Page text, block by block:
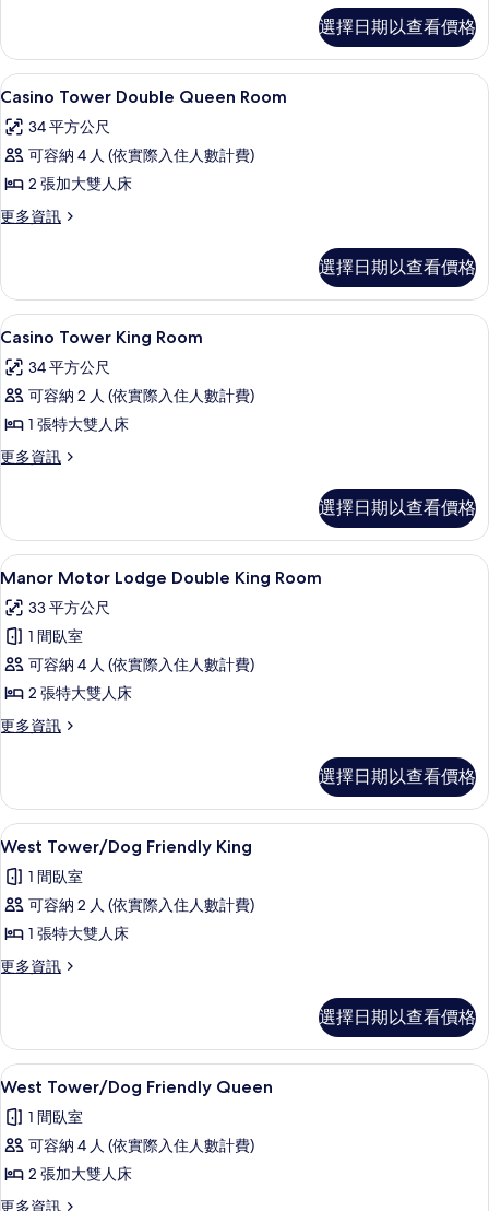
特
大
雙
人
床
的
所
片
房,
張
大
雙
床
的
詳
選擇日期以查看價格
顯
示
Casino
Tower
Double
Queen
所
有
相
片
Casino Tower Double Queen Room
4
Casino Tower Double Queen Room
34 平方公尺
可容納 4 人 (依實際入住人數計費)
2 張加大雙人床
更多資訊
更
Double
Queen
Room
詳
情
選擇日期以查看價格
顯
示
Casino
Tower
King
Room
有
相
片
Casino Tower King Room | 客房內保
4
Casino Tower King Room
34 平方公尺
可容納 2 人 (依實際入住人數計費)
1 張特大雙人床
更多資訊
更
King
Room
的
情
選擇日期以查看價格
顯
示
Manor
Motor
Lodge
Double
King
所
有
相
片
客房內保險箱、書桌、遮光布/窗簾、
3
Manor Motor Lodge Double King Room
33 平方公尺
1 間臥室
可容納 4 人 (依實際入住人數計費)
2 張特大雙人床
更多資訊
更
Lodge
Double
King
的
詳
選擇日期以查看價格
顯
示
West
Tower/Dog
Friendly
King
有
相
片
客房內保險箱、書桌、遮光布/窗簾、
3
West Tower/Dog Friendly King
1 間臥室
可容納 2 人 (依實際入住人數計費)
1 張特大雙人床
更多資訊
更
Friendly
King
的
情
選擇日期以查看價格
顯
示
West
Tower/Dog
Friendly
客房內保險箱、書桌、遮光布/窗簾、
2
West Tower/Dog Friendly Queen
1 間臥室
可容納 4 人 (依實際入住人數計費)
2 張加大雙人床
更多資訊
更